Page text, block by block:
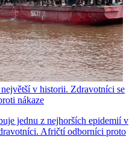
v historii. Zdravotníci se
nákaze
jednu z nejhorších epidemií v
Afričtí odborníci proto